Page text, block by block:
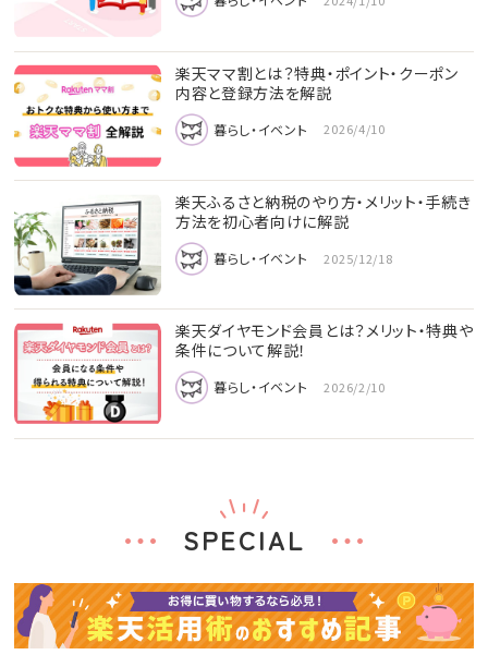
楽天ママ割とは？特典・ポイント・クーポン
内容と登録方法を解説
暮らし・イベント 2026/4/10
楽天ふるさと納税のやり方・メリット・手続き
方法を初心者向けに解説
暮らし・イベント 2025/12/18
楽天ダイヤモンド会員とは？メリット・特典や
条件について解説！
暮らし・イベント 2026/2/10
SPECIAL